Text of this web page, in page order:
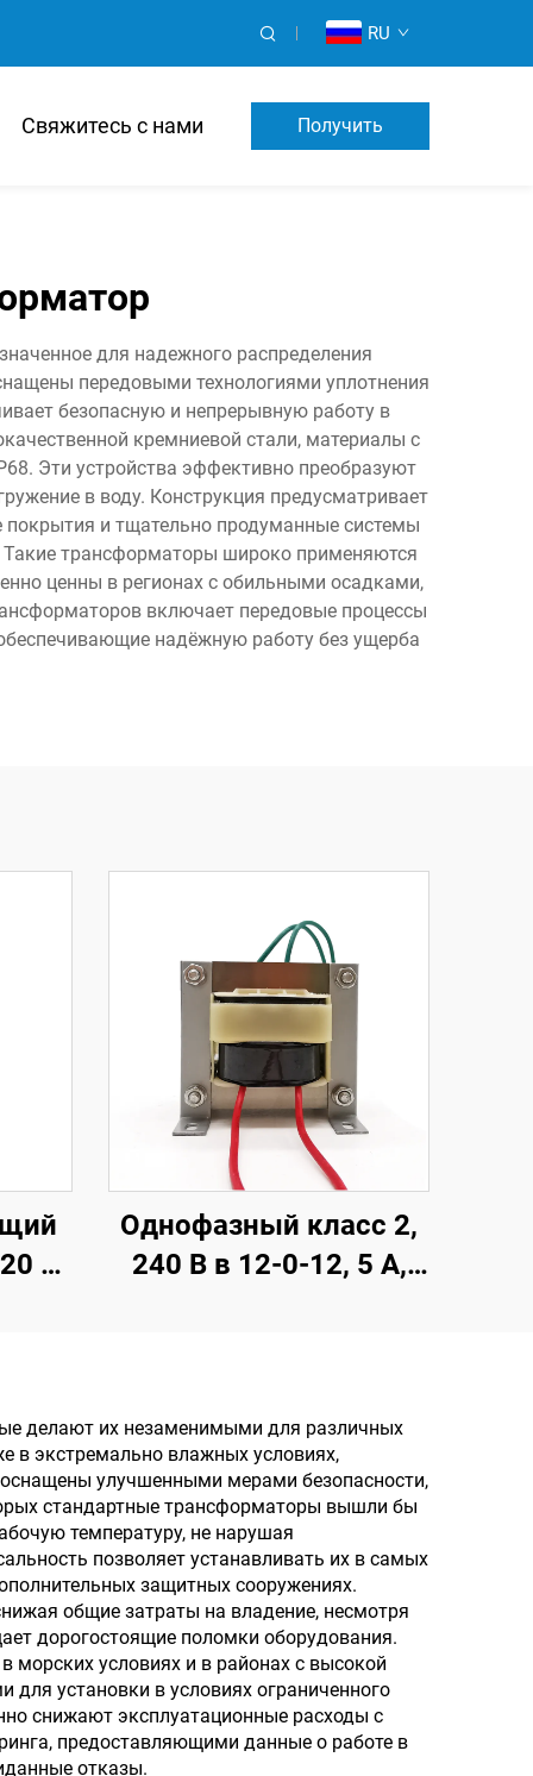
RU
Свяжитесь с нами Получить
для надежного распределения
передовыми технологиями уплотнения
безопасную и непрерывную работу в
кремниевой стали, материалы с
Эти устройства эффективно преобразуют
в воду. Конструкция предусматривает
и тщательно продуманные системы
Такие трансформаторы широко применяются
ценны в регионах с обильными осадками,
включает передовые процессы
надёжную работу без ущерба
В,
на
Однофазный класс 2,
240 В в 12-0-12, 5 А,
делают их незаменимыми для различных
в экстремально влажных условиях,
улучшенными мерами безопасности,
стандартные трансформаторы вышли бы
температуру, не нарушая
позволяет устанавливать их в самых
защитных сооружениях.
общие затраты на владение, несмотря
дорогостоящие поломки оборудования.
морских условиях и в районах с высокой
установки в условиях ограниченного
снижают эксплуатационные расходы с
предоставляющими данные о работе в
отказы.